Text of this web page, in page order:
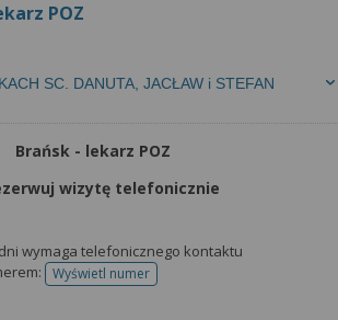
POZ
SC. DANUTA, JACŁAW i STEFAN
Brańsk - lekarz POZ
wizytę telefonicznie
wymaga telefonicznego kontaktu
Wyświetl numertelefonu do rejestracji